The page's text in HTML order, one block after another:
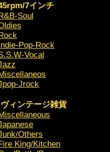
7インチ
Soul
Pop-Rock
Vocal
Jrock
ヴィンテージ雑貨
Others
King/Kitchen